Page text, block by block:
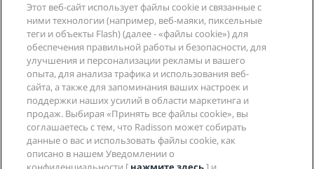
Юридическая информация
Помощь
Социальные сети
Бренды Radisson Hotels
tiktokinstagram
youtubefacebook
whatsapp
pinterest
threads
twitterlinkedin
Этот веб-сайт использует файлы cookie и связанные с
ними технологии (например, веб-маяки, пиксельные
теги и объекты Flash) (далее - «файлы cookie») для
обеспечения правильной работы и безопасности, для
улучшения и персонализации рекламы и вашего
опыта, для анализа трафика и использования веб-
сайта, а также для запоминания ваших настроек и
поддержки наших усилий в области маркетинга и
продаж. Выбирая «Принять все файлы cookie», вы
соглашаетесь с тем, что Radisson может собирать
данные о вас и использовать файлы cookie, как
описано в нашем Уведомлении о